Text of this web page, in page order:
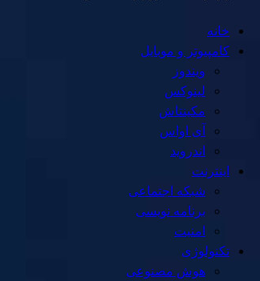
Primary
Menu
خانه
کامپیوتر و موبایل
ویندوز
لینوکس
مکینتاش
آی اواس
اندروید
اینترنت
شبکه اجتماعی
برنامه نویسی
امنیت
تکنولوژی
هوش مصنوعی